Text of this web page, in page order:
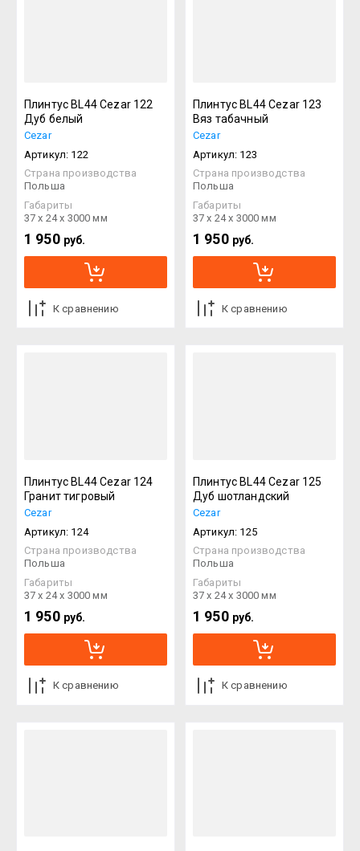
Плинтус BL44 Cezar 122
Дуб белый
Cezar
Артикул: 122
Страна производства
Польша
Габариты
37 х 24 х 3000 мм
1 950 руб.
К сравнению
Плинтус BL44 Cezar 123
Вяз табачный
Cezar
Артикул: 123
Страна производства
Польша
Габариты
37 х 24 х 3000 мм
1 950 руб.
К сравнению
Плинтус BL44 Cezar 124
Гранит тигровый
Cezar
Артикул: 124
Страна производства
Польша
Габариты
37 х 24 х 3000 мм
1 950 руб.
К сравнению
Плинтус BL44 Cezar 125
Дуб шотландский
Cezar
Артикул: 125
Страна производства
Польша
Габариты
37 х 24 х 3000 мм
1 950 руб.
К сравнению